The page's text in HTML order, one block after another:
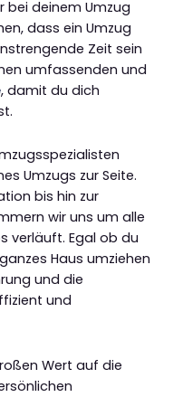
bei deinem Umzug
dass ein Umzug
Zeit sein
umfassenden und
, damit du dich
Umzugs zur Seite.
bis hin zur
wir uns um alle
verläuft. Egal ob du
Haus umziehen
und die
und
Wert auf die